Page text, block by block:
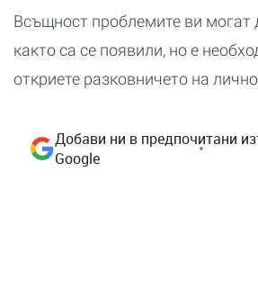
Всъщност проблемите ви могат
както са се появили, но е
откриете разковничето на
Добави ни в предпочитани
Google